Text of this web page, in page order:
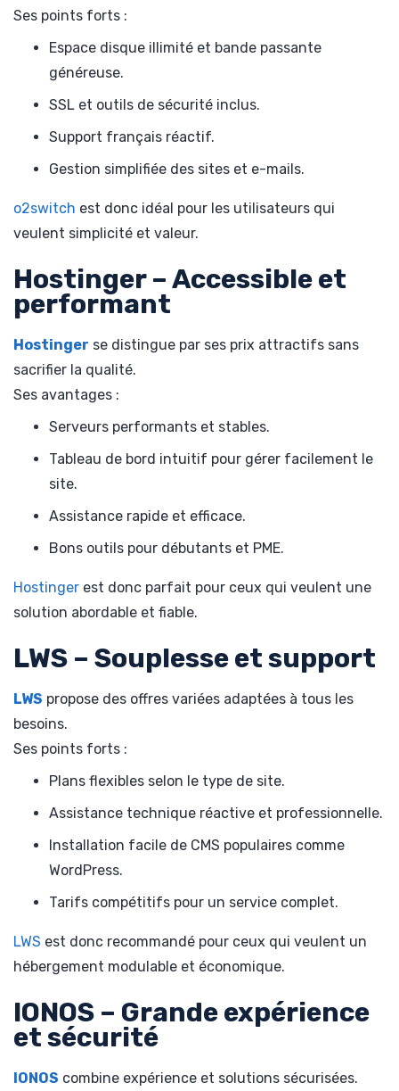
Ses points forts :
Espace disque illimité et bande passante
généreuse.
SSL et outils de sécurité inclus.
Support français réactif.
Gestion simplifiée des sites et e-mails.
o2switch est donc idéal pour les utilisateurs qui
veulent simplicité et valeur.
Hostinger – Accessible et
performant
Hostinger se distingue par ses prix attractifs sans
sacrifier la qualité.
Ses avantages :
Serveurs performants et stables.
Tableau de bord intuitif pour gérer facilement le
site.
Assistance rapide et efficace.
Bons outils pour débutants et PME.
Hostinger est donc parfait pour ceux qui veulent une
solution abordable et fiable.
LWS – Souplesse et support
LWS propose des offres variées adaptées à tous les
besoins.
Ses points forts :
Plans flexibles selon le type de site.
Assistance technique réactive et professionnelle.
Installation facile de CMS populaires comme
WordPress.
Tarifs compétitifs pour un service complet.
LWS est donc recommandé pour ceux qui veulent un
hébergement modulable et économique.
IONOS – Grande expérience
et sécurité
IONOS combine expérience et solutions sécurisées.